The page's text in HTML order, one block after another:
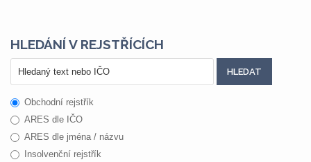
HLEDÁNÍ V REJSTŘÍCÍCH
Obchodní rejstřík
ARES dle IČO
ARES dle jména / názvu
Insolvenční rejstřík